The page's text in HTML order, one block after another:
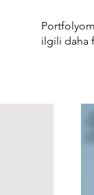
ilgili daha